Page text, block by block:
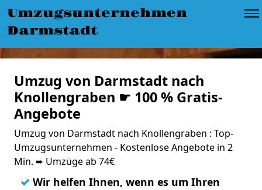
Umzugsunternehmen
Darmstadt
Umzug von Darmstadt nach
Knollengraben ☛ 100 % Gratis-
Angebote
Umzug von Darmstadt nach Knollengraben : Top-
Umzugsunternehmen - Kostenlose Angebote in 2
Min. ➨ Umzüge ab 74€
✓ Wir helfen Ihnen, wenn es um Ihren